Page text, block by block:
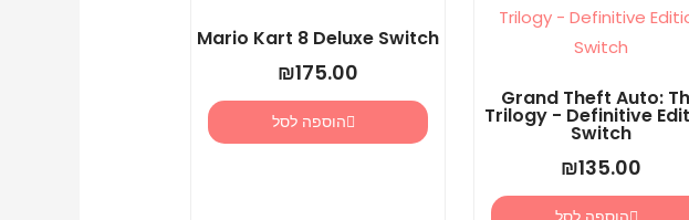
Grand Theft Auto:
Trilogy - Definitive
Switch
₪135.00
Mario Kart 8 Deluxe Switch
₪175.00
הוספה לסל